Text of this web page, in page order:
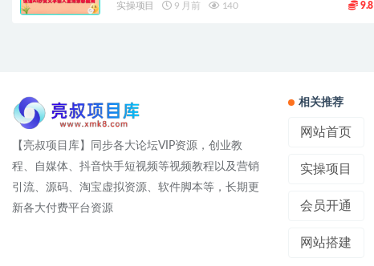
实操项目 9 月前 140 9.8
【亮叔项目库】同步各大论坛VIP资源，创业教
程、自媒体、抖音快手短视频等视频教程以及营销
引流、源码、淘宝虚拟资源、软件脚本等，长期更
新各大付费平台资源
相关推荐
网站首页
实操项目
会员开通
网站搭建